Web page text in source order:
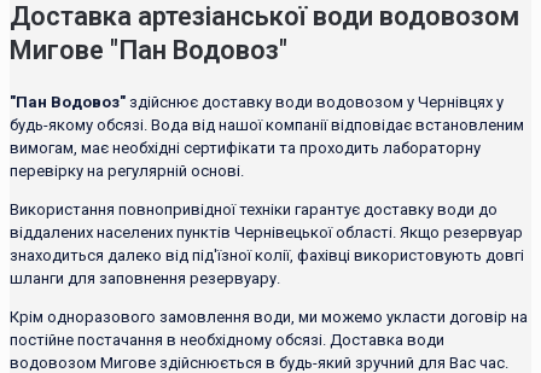
Доставка артезіанської води водовозом
Мигове "Пан Водовоз"
"Пан Водовоз" здійснює доставку води водовозом у Чернівцях у
будь-якому обсязі. Вода від нашої компанії відповідає встановленим
вимогам, має необхідні сертифікати та проходить лабораторну
перевірку на регулярній основі.
Використання повнопривідної техніки гарантує доставку води до
віддалених населених пунктів Чернівецької області. Якщо резервуар
знаходиться далеко від під'їзної колії, фахівці використовують довгі
шланги для заповнення резервуару.
Крім одноразового замовлення води, ми можемо укласти договір на
постійне постачання в необхідному обсязі. Доставка води
водовозом Мигове здійснюється в будь-який зручний для Вас час.